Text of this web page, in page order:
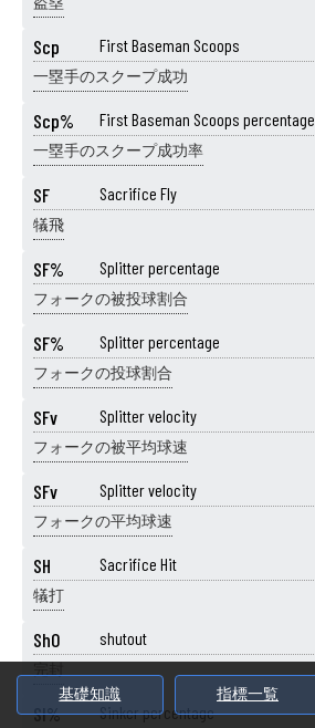
Scp First Baseman Scoops
一塁手のスクープ成功
Scp% First Baseman Scoops percentage
一塁手のスクープ成功率
SF Sacrifice Fly
犠飛
SF% Splitter percentage
フォークの被投球割合
SF% Splitter percentage
フォークの投球割合
SFv Splitter velocity
フォークの被平均球速
SFv Splitter velocity
フォークの平均球速
SH Sacrifice Hit
犠打
ShO shutout
完封
SI% Sinker percentage
基礎知識 指標一覧